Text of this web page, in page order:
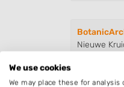
Nieuwe
We use cookies
We may place these for